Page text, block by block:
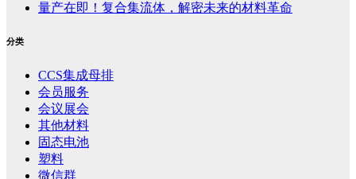
量产在即！复合集流体，解密未来的材料革命
分类
CCS集成母排
会员服务
会议展会
其他材料
固态电池
塑料
微信群